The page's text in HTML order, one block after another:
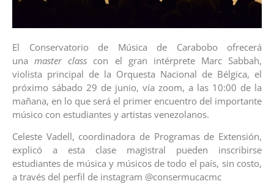
El Conservatorio de Música de Carabobo ofrecerá
una master class con el gran intérprete Marc Sabbah,
violista principal de la Orquesta Nacional de Bélgica, el
próximo sábado 29 de junio, vía zoom, a las 10:00 de la
mañana, en lo que será el primer encuentro del importante
músico con estudiantes y artistas venezolanos.
Celeste Vadell, coordinadora de Programas de Extensión,
explicó a esta clase magistral pueden inscribirse
estudiantes de música y músicos de todo el país, sin costo,
a través del perfil de instagram @consermucacmc